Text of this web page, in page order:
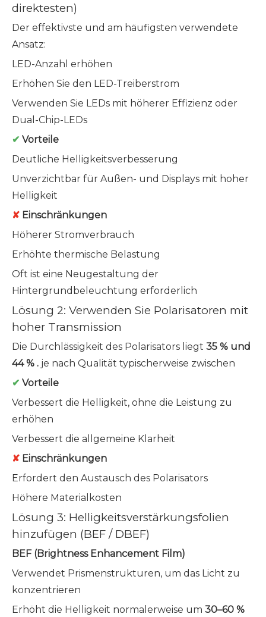
direktesten)
Der effektivste und am häufigsten verwendete
Ansatz:
LED-Anzahl erhöhen
Erhöhen Sie den LED-Treiberstrom
Verwenden Sie LEDs mit höherer Effizienz oder
Dual-Chip-LEDs
✔ Vorteile
Deutliche Helligkeitsverbesserung
Unverzichtbar für Außen- und Displays mit hoher
Helligkeit
✘ Einschränkungen
Höherer Stromverbrauch
Erhöhte thermische Belastung
Oft ist eine Neugestaltung der
Hintergrundbeleuchtung erforderlich
Lösung 2: Verwenden Sie Polarisatoren mit
hoher Transmission
Die Durchlässigkeit des Polarisators liegt 35 % und
44 % . je nach Qualität typischerweise zwischen
✔ Vorteile
Verbessert die Helligkeit, ohne die Leistung zu
erhöhen
Verbessert die allgemeine Klarheit
✘ Einschränkungen
Erfordert den Austausch des Polarisators
Höhere Materialkosten
Lösung 3: Helligkeitsverstärkungsfolien
hinzufügen (BEF / DBEF)
BEF (Brightness Enhancement Film)
Verwendet Prismenstrukturen, um das Licht zu
konzentrieren
Erhöht die Helligkeit normalerweise um 30–60 %